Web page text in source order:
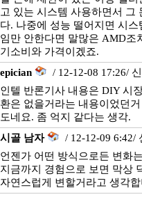
고 있는 시스템 사용하면서 그
다. 나중에 성능 떨어지면 시
임만 안한다면 말많은 AMD조
기소비와 가격이겠죠.
epician
/ 12-12-08 17:26/
인텔 반론기사 내용은 DIY 시
환은 없을거라는 내용이었던
도네요. 좀 억지 같다는 생각.
시골 남자
/ 12-12-09 6:42/
언젠가 어떤 방식으로든 변화
지금까지 경험으로 보면 막상
자연스럽게 변할거라고 생각